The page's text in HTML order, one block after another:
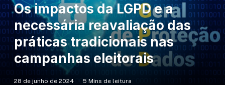
Os impactos da LGPD e a
necessária reavaliação das
práticas tradicionais nas
campanhas eleitorais
28 de junho de 2024 5 Mins de leitura